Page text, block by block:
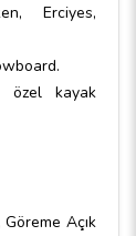
Erciyes,
özel kayak
Açık